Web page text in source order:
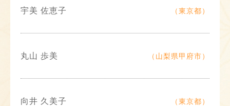
宇美 佐恵子 （東京都）
丸山 歩美 （山梨県甲府市）
向井 久美子 （東京都）